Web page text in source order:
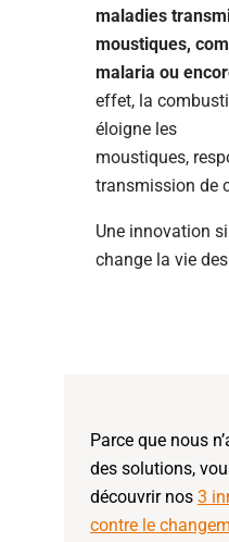
maladies
moustiques,
malaria ou
effet, la
éloigne les
moustiques,
transmission de
Une innovation
change la vie
Parce que nous
des solutions,
découvrir nos 3
contre le